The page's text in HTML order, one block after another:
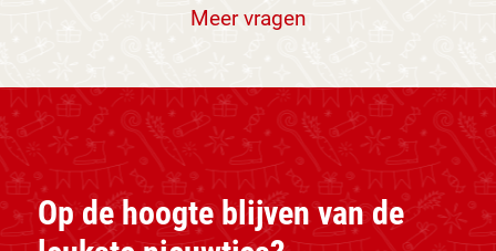
Meer vragen
Op de hoogte blijven van de